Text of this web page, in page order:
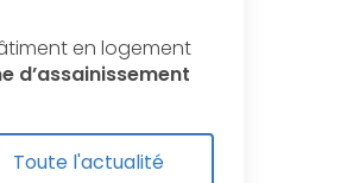
en logement
d’assainissement
Toute l'actualité